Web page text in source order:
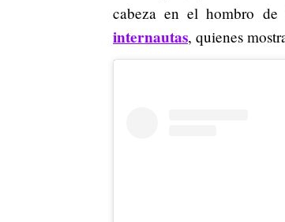
cabeza en el hombro
internautas, quienes